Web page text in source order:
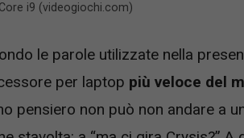
i9 (videogiochi.com)
le parole utilizzate nella
per laptop più veloce del
pensiero non può non andare a